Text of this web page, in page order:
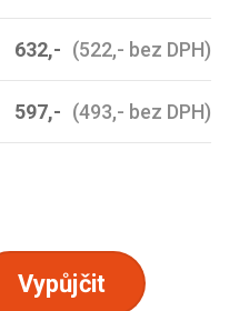
632,- (522,- bez DPH)
597,- (493,- bez DPH)
Vypůjčit